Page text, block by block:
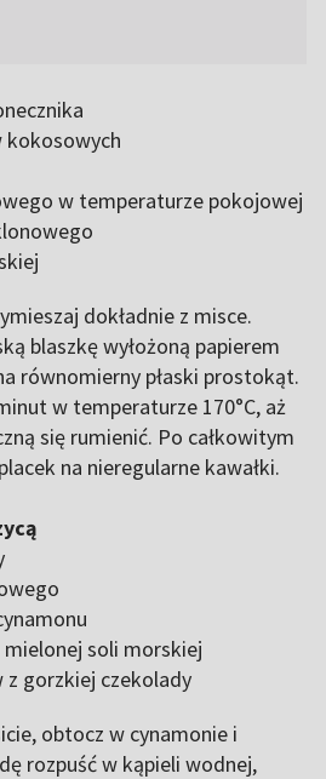
kokosowych
w temperaturze pokojowej
dokładnie z misce.
blaszkę wyłożoną papierem
równomierny płaski prostokąt.
w temperaturze 170°C, aż
się rumienić. Po całkowitym
na nieregularne kawałki.
mielonej soli morskiej
z gorzkiej czekolady
obtocz w cynamonie i
rozpuść w kąpieli wodnej,